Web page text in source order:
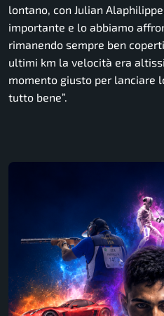
lontano, con Julian
importante e lo abbiamo
rimanendo sempre ben
ultimi km la velocità era
momento giusto per lanciare
tutto bene”.